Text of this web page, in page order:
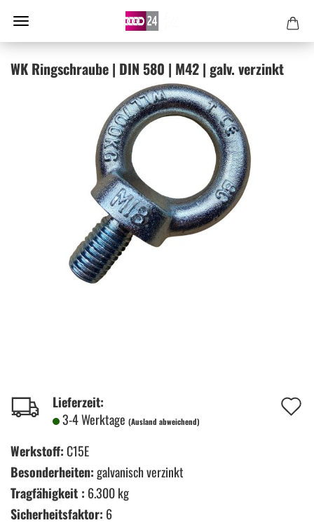
WK Ring­schrau­be | DIN 580 | M42 | galv. ver­zinkt
Lieferzeit:
3-4 Werktage (Ausland abweichend)
Werkstoff:C15E
Besonderheiten:galvanisch verzinkt
Tragfähigkeit : 6.300 kg
Sicherheitsfaktor: 6